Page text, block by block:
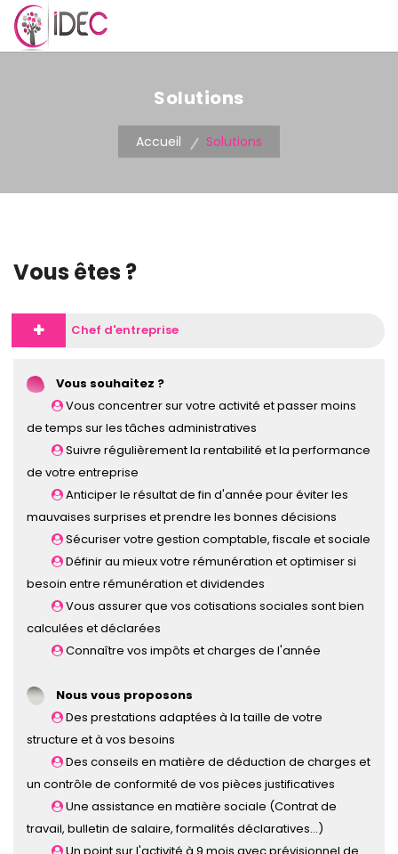
MENU
Solutions
Accueil Solutions
Vous êtes ?
Chef d'entreprise
Vous souhaitez ?
Vous concentrer sur votre activité et passer moins
de temps sur les tâches administratives
Suivre régulièrement la rentabilité et la performance
de votre entreprise
Anticiper le résultat de fin d'année pour éviter les
mauvaises surprises et prendre les bonnes décisions
Sécuriser votre gestion comptable, fiscale et sociale
Définir au mieux votre rémunération et optimiser si
besoin entre rémunération et dividendes
Vous assurer que vos cotisations sociales sont bien
calculées et déclarées
Connaître vos impôts et charges de l'année
Nous vous proposons
Des prestations adaptées à la taille de votre
structure et à vos besoins
Des conseils en matière de déduction de charges et
un contrôle de conformité de vos pièces justificatives
Une assistance en matière sociale (Contrat de
travail, bulletin de salaire, formalités déclaratives...)